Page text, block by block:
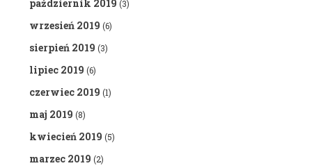
październik 2019 (3)
wrzesień 2019 (6)
sierpień 2019 (3)
lipiec 2019 (6)
czerwiec 2019 (1)
maj 2019 (8)
kwiecień 2019 (5)
marzec 2019 (2)